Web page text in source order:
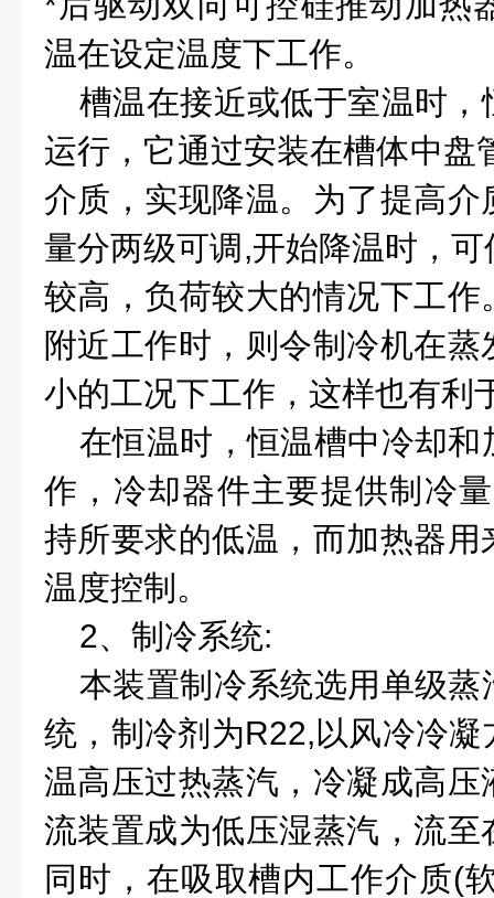
温在设定温度下工作。
槽温在接近或低于室温时
运行，它通过安装在槽体中盘
介质，实现降温。为了提高
量分两级可调 ,开始降温时，
较高，负荷较大的情况下工
附近工作时，则令制冷机在
小的工况下工作，这样也有利
在恒温时，恒温槽中冷却
作，冷却器件主要提供制冷
持所要求的低温，而加热器
温度控制。
2、制冷系统:
本装置制冷系统选用单级
统，制冷剂为R22, 以风冷冷
温高压过热蒸汽，冷凝成高
流装置成为低压湿蒸汽，流
同时，在吸取槽内工作介质(